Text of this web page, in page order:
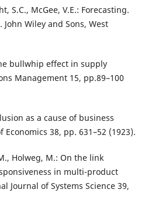
S.C., McGee, V.E.: Forecasting.
Wiley and Sons, West
bullwhip effect in supply
Management 15, pp.89–100
as a cause of business
38, pp. 631–52 (1923).
Holweg, M.: On the link
in multi-product
Journal of Systems Science 39,